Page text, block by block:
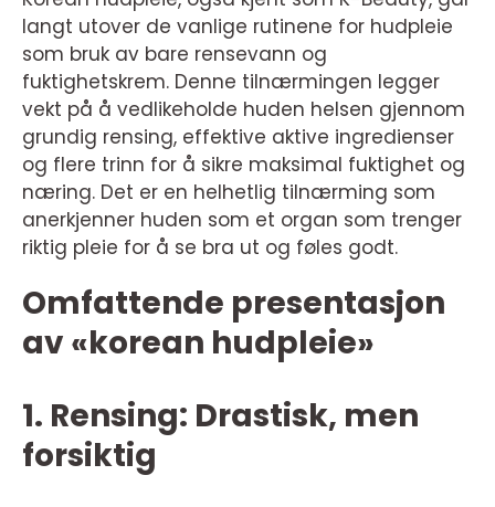
langt utover de vanlige rutinene for hudpleie
som bruk av bare rensevann og
fuktighetskrem. Denne tilnærmingen legger
vekt på å vedlikeholde huden helsen gjennom
grundig rensing, effektive aktive ingredienser
og flere trinn for å sikre maksimal fuktighet og
næring. Det er en helhetlig tilnærming som
anerkjenner huden som et organ som trenger
riktig pleie for å se bra ut og føles godt.
Omfattende presentasjon
av «korean hudpleie»
1. Rensing: Drastisk, men
forsiktig